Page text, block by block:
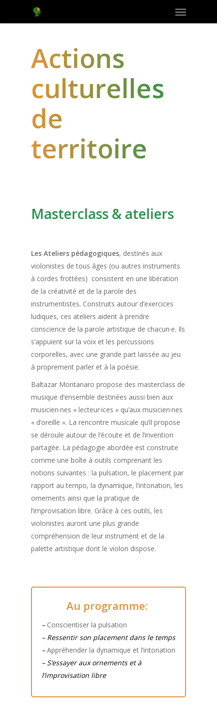
Menu
Actions
culturelles
de
territoire
Masterclass & ateliers
Les Ateliers pédagogiques, destinés aux
violonistes de tous âges (ou autres instruments
à cordes frottées) consistent en une libération
de la créativité et de la parole des
instrumentistes. Construits autour d’exercices
ludiques, ces ateliers aident à prendre
conscience de la parole artistique de chacun·e. Ils
s’appuient sur la voix et les percussions
corporelles, avec une grande part laissée au jeu
à proprement parler et à la poésie.
Baltazar Montanaro propose des masterclass de
musique d’ensemble destinées aussi bien aux
musicien·nes « lecteur·ices » qu’aux musicien·nes
« d’oreille ». La rencontre musicale qu’il propose
se déroule autour de l’écoute et de l’invention
partagée. La pédagogie abordée est construite
comme une boîte à outils comprenant les
notions suivantes : la pulsation, le placement par
rapport au tempo, la dynamique, l’intonation, les
ornements ainsi que la pratique de
l’improvisation libre. Grâce à ces outils, les
violonistes auront une plus grande
compréhension de leur instrument et de la
palette artistique dont le violon dispose.
Au programme:
– Conscientiser la pulsation
– Ressentir son placement dans le temps
–Appréhender la dynamique et l’intonation
– S’essayer aux ornements et à
l’improvisation libre